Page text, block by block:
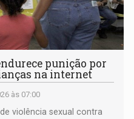
punição por
na internet
às 07:00
violência sexual contra